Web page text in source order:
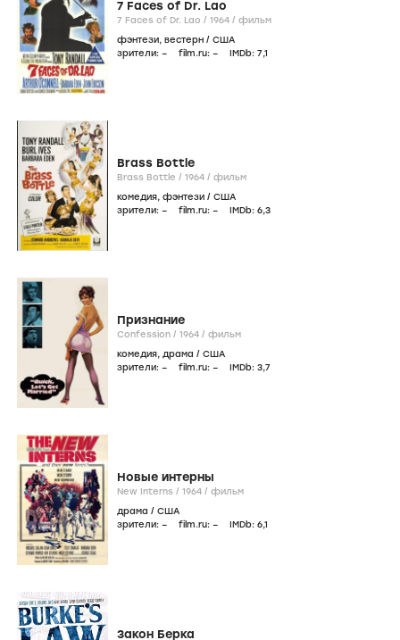
7 Faces of Dr. Lao
7 Faces of Dr. Lao / 1964 / фильм
фэнтези, вестерн / США
зрители: – film.ru: – IMDb: 7,1
Brass Bottle
Brass Bottle / 1964 / фильм
комедия, фэнтези / США
зрители: – film.ru: – IMDb: 6,3
Признание
Confession / 1964 / фильм
комедия, драма / США
зрители: – film.ru: – IMDb: 3,7
Новые интерны
New Interns / 1964 / фильм
драма / США
зрители: – film.ru: – IMDb: 6,1
Закон Берка